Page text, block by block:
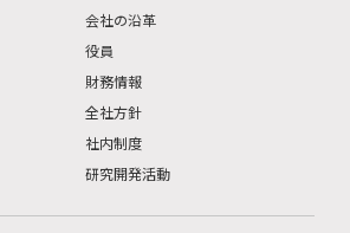
会社の沿革
役員
財務情報
全社方針
社内制度
研究開発活動